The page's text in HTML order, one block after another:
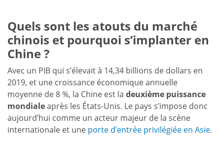
Quels sont les atouts du marché
chinois et pourquoi s’implanter en
Chine ?
Avec un PIB qui s’élevait à 14,34 billions de dollars en
2019, et une croissance économique annuelle
moyenne de 8 %, la Chine est la deuxième puissance
mondialeaprès les États-Unis. Le pays s’impose donc
aujourd’hui comme un acteur majeur de la scène
internationale et une porte d’entrée privilégiée en Asie.